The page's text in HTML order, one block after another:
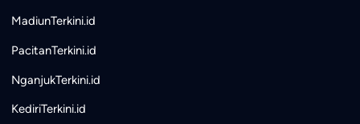
MadiunTerkini.id
PacitanTerkini.id
NganjukTerkini.id
KediriTerkini.id